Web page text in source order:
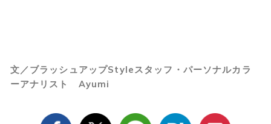
文／ブラッシュアップStyleスタッフ・パーソナルカラ
ーアナリスト Ayumi